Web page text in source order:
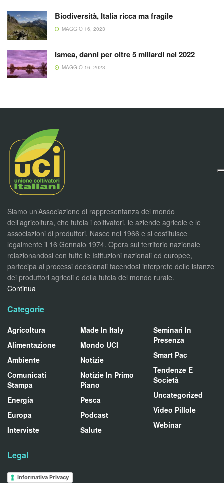
Biodiversità, Italia ricca ma fragile
MAGGIO 16, 2023
Ismea, danni per oltre 5 miliardi nel 2022
MAGGIO 16, 2023
Siamo un’Associazione di rappresentanza del mondo
dell’agricoltura, che tutela i coltivatori, le aziende agricole e le
associazioni di produttori. Nasce nel 1966 e si costituisce
legalmente il 16 Gennaio 1974. Opera sul territorio nazionale
relazionandosi con tutte le Istituzioni nazionali ed europee,
partecipa ai processi decisionali facendosi interprete delle istanze
dei produttori agricoli e della tutela del mondo rurale.
Continua
Categorie
Agricoltura
Alimentazione
Ambiente
Comunicati
Stampa
Energia
Europa
Interviste
Made In Italy
Mondo UCI
Notizie
Notizie In Primo
Piano
Pesca
Podcast
Salute
Seminari In
Presenza
Smart Pac
Tendenze E
Società
Uncategorized
Video Pillole
Webinar
Legal
Informativa Privacy